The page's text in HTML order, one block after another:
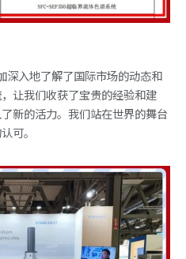
深入地了解了国际市场的动态和
让我们收获了宝贵的经验和建
新的活力。我们站在世界的舞台
可。